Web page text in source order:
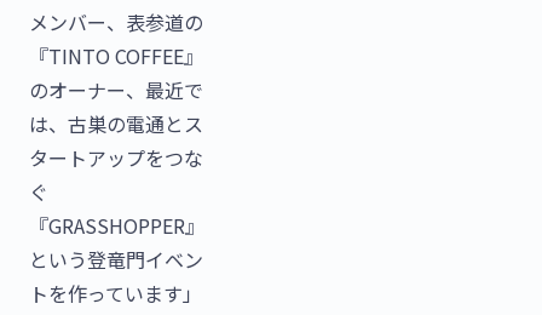
メンバー、表参道の
『TINTO COFFEE』
のオーナー、最近で
は、古巣の電通とス
タートアップをつな
ぐ
『GRASSHOPPER』
という登竜門イベン
トを作っています」